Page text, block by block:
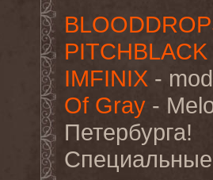
PITCHBLACK
IMFINIX -
Of Gray -
Петербурга!
Специальные